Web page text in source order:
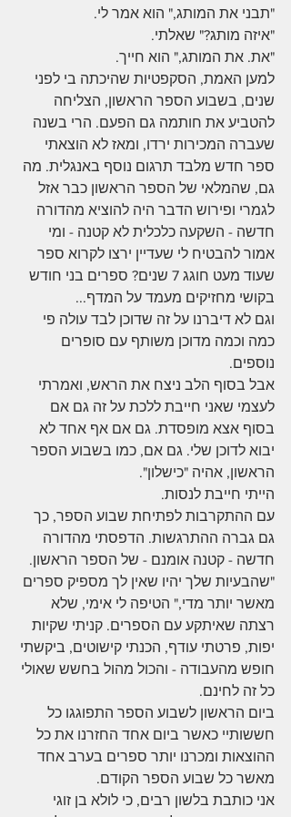
"תבני את המותג," הוא אמר לי.
"איזה מותג?" שאלתי.
"את. את המותג," הוא חייך.
למען האמת, הסקפטיות שהיכתה בי לפני
שנים, בשבוע הספר הראשון, הצליחה
להטביע את חותמה גם הפעם. הרי בשנה
שעברה המכירות ירדו, ומאז לא הוצאתי
ספר חדש מלבד תרגום נוסף באנגלית. מה
גם, שהמלאי של הספר הראשון כבר אזל
לגמרי ופירוש הדבר היה להוציא מהדורה
חדשה - השקעה כלכלית לא קטנה - ומי
אמור להבטיח לי שעדיין ירצו לקרוא ספר
שעוד מעט חוגג 7 שנים? ספרים בני חודש
בקושי מחזיקים מעמד על המדף...
וגם לא דיברנו על זה שדוכן לבד עולה פי
כמה וכמה מדוכן משותף עם סופרים
נוספים.
אבל בסוף הלב ניצח את הראש, ואמרתי
לעצמי שאני חייבת ללכת על זה גם אם
בסוף אצא מופסדת. גם אם אף אחד לא
יבוא לדוכן שלי. גם אם, כמו בשבוע הספר
הראשון, אהיה "כישלון".
הייתי חייבת לנסות.
עם ההתקרבות לפתיחת שבוע הספר, כך
גם גברה ההתרגשות. הדפסתי מהדורה
חדשה - קטנה אומנם - של הספר הראשון.
"שהבעיות שלך יהיו שאין לך מספיק ספרים
מאשר יותר מדי," הטיפה לי אימי, שלא
רצתה שאיתקע עם הספרים. קניתי שקיות
יפות, פרטתי עודף, הכנתי קישוטים, ביקשתי
חופש מהעבודה - והכול מהול בחשש שאולי
כל זה לחינם.
ביום הראשון לשבוע הספר התפוגגו כל
חששותיי כאשר ביום אחד החזרנו את כל
ההוצאות ומכרנו יותר ספרים בערב אחד
מאשר כל שבוע הספר הקודם.
אני כותבת בלשון רבים, כי לולא בן זוגי